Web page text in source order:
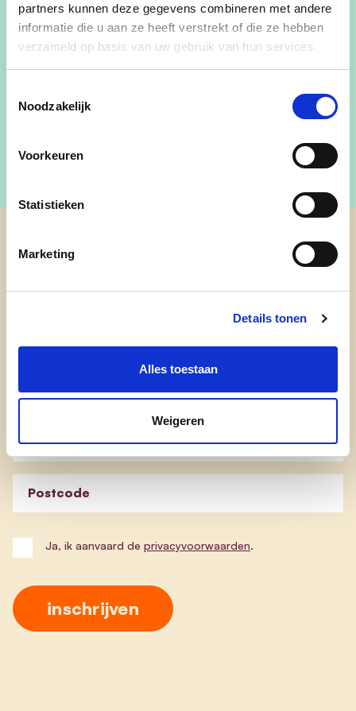
partners kunnen deze gegevens combineren met andere
informatie die u aan ze heeft verstrekt of die ze hebben
verzameld op basis van uw gebruik van hun services.
Noodzakelijk
Voorkeuren
Statistieken
Marketing
Details tonen
Alles toestaan
Weigeren
0476987958
cd&v Nazareth-De Pinte
Eke. Schrijf je in en ontvang onze nieuwsbrief!
E-mailadres
Postcode
Ja, ik aanvaard de privacyvoorwaarden.